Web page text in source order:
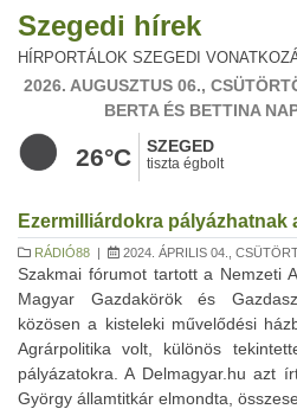
Szegedi hírek
HÍRPORTÁLOK SZEGEDI
2026. AUGUSZTUS 06.,
BERTA ÉS BETTINA
26°C SZEGED
tiszta égbolt
Ezermilliárdokra pályázhatnak
RÁDIÓ88 | 2024. ÁPRILIS 04.,
Szakmai fórumot tartott a Nemzeti
Magyar Gazdakörök és
közösen a kisteleki művelődési
Agrárpolitika volt, különös
pályázatokra. A Delmagyar.hu azt
György államtitkár elmondta,